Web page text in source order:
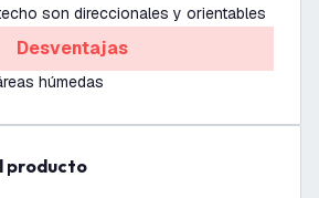
son direccionales y orientables
Desventajas
húmedas
producto